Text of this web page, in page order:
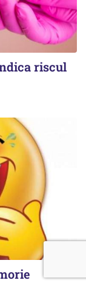
riscul